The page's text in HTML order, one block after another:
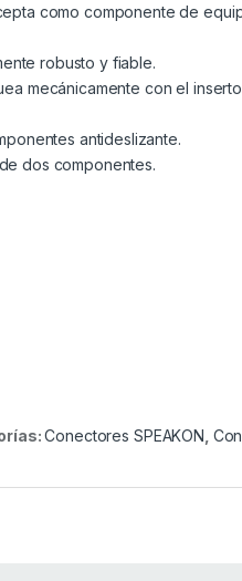
como componente de
robusto y fiable.
mecánicamente con el
antideslizante.
dos componentes.
Conectores SPEAKON